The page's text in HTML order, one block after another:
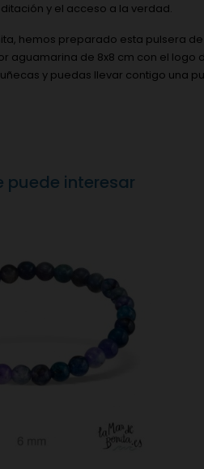
y el acceso a la verdad.
hemos preparado esta pulsera
aguamarina de 8x8 cm con el logo
y puedas llevar contigo una
puede interesar